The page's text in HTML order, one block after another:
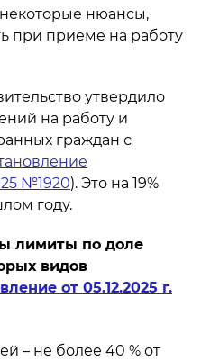
нюансы,
при приеме на работу
утвердило
на работу и
граждан с
№1920). Это на 19%
году.
лимиты по доле
видов
от 05.12.2025 г.
– не более 40 % от